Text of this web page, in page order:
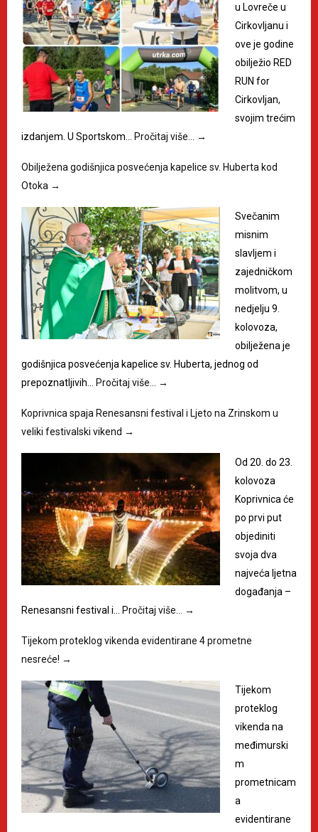
u Lovreče u
Cirkovljanu i
ove je godine
obilježio RED
RUN for
Cirkovljan,
svojim trećim
izdanjem. U Sportskom…
Pročitaj više… →
Obilježena godišnjica posvećenja kapelice sv. Huberta kod
Otoka →
Svečanim
misnim
slavljem i
zajedničkom
molitvom, u
nedjelju 9.
kolovoza,
obilježena je
godišnjica posvećenja kapelice sv. Huberta, jednog od
prepoznatljivih…
Pročitaj više… →
Koprivnica spaja Renesansni festival i Ljeto na Zrinskom u
veliki festivalski vikend →
Od 20. do 23.
kolovoza
Koprivnica će
po prvi put
objediniti
svoja dva
najveća ljetna
događanja –
Renesansni festival i…
Pročitaj više… →
Tijekom proteklog vikenda evidentirane 4 prometne
nesreće! →
Tijekom
proteklog
vikenda na
međimurski
m
prometnicam
a
evidentirane